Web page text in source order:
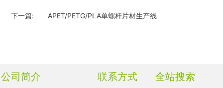
下一篇: APET/PETG/PLA单螺杆片材生产线
公司简介 联系方式 全站搜索